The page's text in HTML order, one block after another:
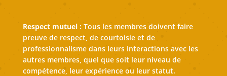
Respect mutuel :Tous les membres doivent faire
preuve de respect, de courtoisie et de
professionnalisme dans leurs interactions avec les
autres membres, quel que soit leur niveau de
compétence, leur expérience ou leur statut.